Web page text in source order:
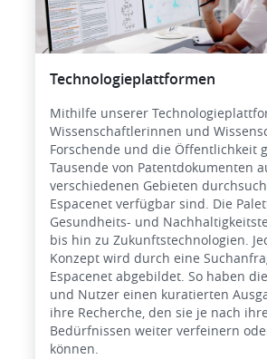
Technologieplattformen
Mithilfe unserer
Wissenschaftlerinnen und
Forschende und die Öffentlichkeit
Tausende von Patentdokumenten
verschiedenen Gebieten
Espacenet verfügbar sind. Die
Gesundheits- und
bis hin zu Zukunftstechnologien.
Konzept wird durch eine
Espacenet abgebildet. So haben
und Nutzer einen kuratierten
ihre Recherche, den sie je nach
Bedürfnissen weiter verfeinern
können.